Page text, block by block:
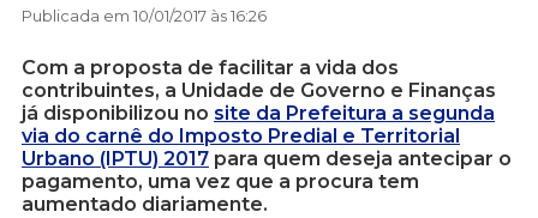
Publicada em 10/01/2017 às 16:26
Com a proposta de facilitar a vida dos
contribuintes, a Unidade de Governo e Finanças
já disponibilizou no site da Prefeitura a segunda
via do carnê do Imposto Predial e Territorial
Urbano (IPTU) 2017 para quem deseja antecipar o
pagamento, uma vez que a procura tem
aumentado diariamente.